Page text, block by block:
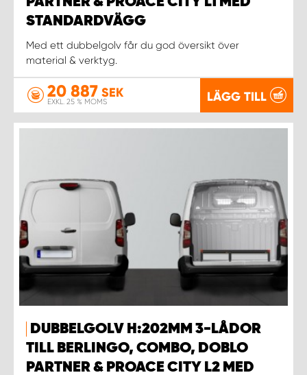
STANDARDVÄGG
Med ett dubbelgolv får du god översikt över
material & verktyg.
20 887 SEK
EXKL. 25 % MOMS LÄGG TILL
DUBBELGOLV H:202MM 3-LÅDOR
TILL BERLINGO, COMBO, DOBLO
PARTNER & PROACE CITY L2 MED